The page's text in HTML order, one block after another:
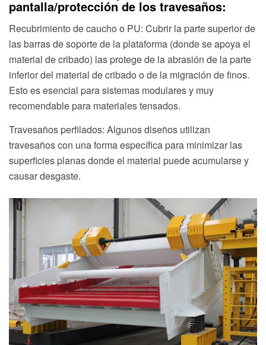
pantalla/protección de los travesaños:
Recubrimiento de caucho o PU: Cubrir la parte superior de
las barras de soporte de la plataforma (donde se apoya el
material de cribado) las protege de la abrasión de la parte
inferior del material de cribado o de la migración de finos.
Esto es esencial para sistemas modulares y muy
recomendable para materiales tensados.
Travesaños perfilados: Algunos diseños utilizan
travesaños con una forma específica para minimizar las
superficies planas donde el material puede acumularse y
causar desgaste.